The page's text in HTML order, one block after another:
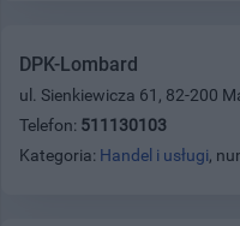
DPK-Lombard
ul. Sienkiewicza 61, 82-200
Telefon: 511130103
Kategoria: Handel i usługi,